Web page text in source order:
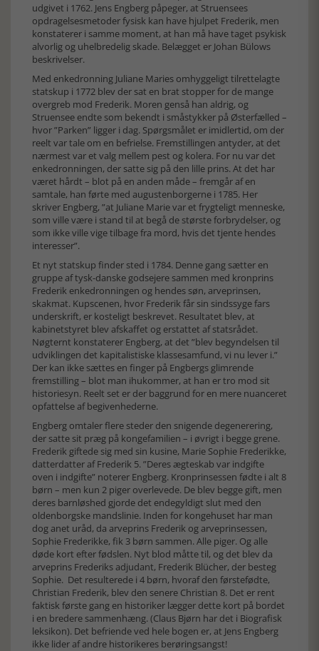
udgivet i 1762. Jens Engberg påpeger, at Struensees
opdragelsesmetoder fysisk kan have hjulpet Frederik, men
konstaterer i samme moment, at han må have taget psykisk
alvorlig og uhelbredelig skade. Belægget er Johan Bülows
beskrivelser.
Med enkedronning Juliane Maries omhyggeligt tilrettelagte
statskup i 1772 blev der sat en brat stopper for de mange
overgreb mod Frederik. Moren genså han aldrig, og
Struensee endte som bekendt i småstykker på Østerfælled –
hvor ”Parken” ligger i dag. Spørgsmålet er imidlertid, om der
reelt var tale om en befrielse. Fremstillingen antyder, at det
nærmest var et valg mellem pest og kolera. For nu var det
enkedronningen, der satte sig på den lille prins. At det har
været hårdt – blot på en anden måde – fremgår af en
samtale, han førte med augustenborgerne i 1785. Her
skriver Engberg, ”at Juliane Marie var et frygteligt menneske,
som ville være i stand til at begå de største forbrydelser, og
som ikke ville vige tilbage fra mord, hvis det tjente hendes
interesser”.
Et nyt statskup finder sted i 1784. Denne gang sætter en
gruppe af tysk-danske godsejere sammen med kronprins
Frederik enkedronningen og hendes søn, arveprinsen,
skakmat. Kupscenen, hvor Frederik får sin sindssyge fars
underskrift, er kosteligt beskrevet. Resultatet blev, at
kabinetstyret blev afskaffet og erstattet af statsrådet.
Nøgternt konstaterer Engberg, at det ”blev begyndelsen til
udviklingen det kapitalistiske klassesamfund, vi nu lever i.”
Der kan ikke sættes en finger på Engbergs glimrende
fremstilling – blot man ihukommer, at han er tro mod sit
historiesyn. Reelt set er der baggrund for en mere nuanceret
opfattelse af begivenhederne.
Engberg omtaler flere steder den snigende degenerering,
der satte sit præg på kongefamilien – i øvrigt i begge grene.
Frederik giftede sig med sin kusine, Marie Sophie Frederikke,
datterdatter af Frederik 5. ”Deres ægteskab var indgifte
oven i indgifte” noterer Engberg. Kronprinsessen fødte i alt 8
børn – men kun 2 piger overlevede. De blev begge gift, men
deres barnløshed gjorde det endegyldigt slut med den
oldenborgske mandslinie. Inden for kongehuset har man
dog anet uråd, da arveprins Frederik og arveprinsessen,
Sophie Frederikke, fik 3 børn sammen. Alle piger. Og alle
døde kort efter fødslen. Nyt blod måtte til, og det blev da
arveprins Frederiks adjudant, Frederik Blücher, der besteg
Sophie. Det resulterede i 4 børn, hvoraf den førstefødte,
Christian Frederik, blev den senere Christian 8. Det er rent
faktisk første gang en historiker lægger dette kort på bordet
i en bredere sammenhæng. (Claus Bjørn har det i Biografisk
leksikon). Det befriende ved hele bogen er, at Jens Engberg
ikke lider af andre historikeres berøringsangst!